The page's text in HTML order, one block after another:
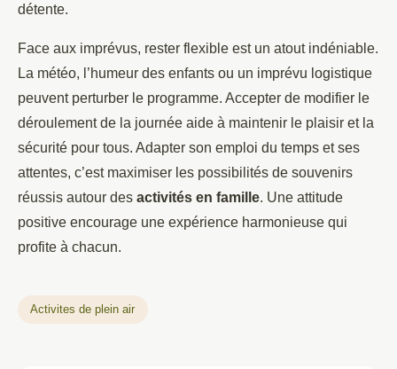
détente.
Face aux imprévus, rester flexible est un atout indéniable.
La météo, l’humeur des enfants ou un imprévu logistique
peuvent perturber le programme. Accepter de modifier le
déroulement de la journée aide à maintenir le plaisir et la
sécurité pour tous. Adapter son emploi du temps et ses
attentes, c’est maximiser les possibilités de souvenirs
réussis autour des activités en famille. Une attitude
positive encourage une expérience harmonieuse qui
profite à chacun.
Activites de plein air